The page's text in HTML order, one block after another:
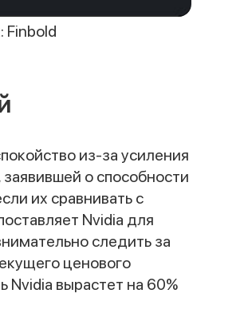
Finbold
из-за усиления
о способности
их сравнивать с
Nvidia для
следить за
ценового
Nvidia вырастет на 60%
за заявку
свяжутся с вами в
время